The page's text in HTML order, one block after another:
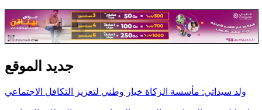
جديد الموقع
ولد سيداتي: مأسسة الزكاة خيار وطني لتعزيز التكافل الاجتماعي